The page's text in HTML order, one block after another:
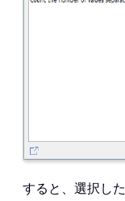
すると、選択し